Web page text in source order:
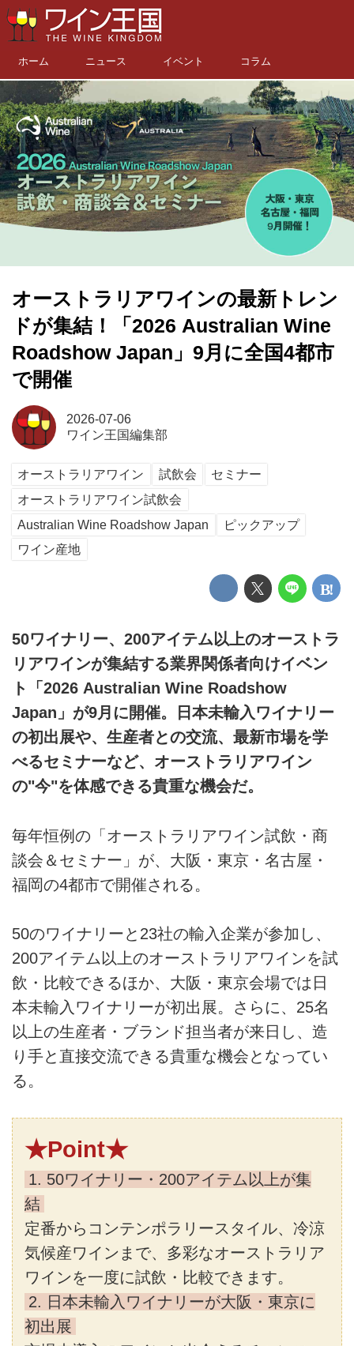
ホーム ニュース イベント コラム
オーストラリアワインの最新トレン
ドが集結！「2026 Australian Wine
Roadshow Japan」9月に全国4都市
で開催
2026-07-06
ワイン王国編集部
オーストラリアワイン 試飲会
セミナー
オーストラリアワイン試飲会
Australian Wine Roadshow Japan
ピックアップ
ワイン産地
50ワイナリー、200アイテム以上のオーストラ
リアワインが集結する業界関係者向けイベン
ト「2026 Australian Wine Roadshow
Japan」が9月に開催。日本未輸入ワイナリー
の初出展や、生産者との交流、最新市場を学
べるセミナーなど、オーストラリアワイン
の"今"を体感できる貴重な機会だ。
毎年恒例の「オーストラリアワイン試飲・商
談会＆セミナー」が、大阪・東京・名古屋・
福岡の4都市で開催される。
50のワイナリーと23社の輸入企業が参加し、
200アイテム以上のオーストラリアワインを試
飲・比較できるほか、大阪・東京会場では日
本未輸入ワイナリーが初出展。さらに、25名
以上の生産者・ブランド担当者が来日し、造
り手と直接交流できる貴重な機会となってい
る。
★Point★
1. 50ワイナリー・200アイテム以上が集
結
定番からコンテンポラリースタイル、冷涼
気候産ワインまで、多彩なオーストラリア
ワインを一度に試飲・比較できます。
2. 日本未輸入ワイナリーが大阪・東京に
初出展